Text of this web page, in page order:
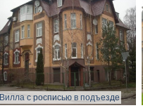
Вилла с росписью в подъезде